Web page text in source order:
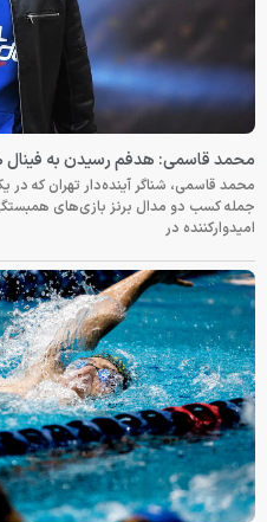
محمد قاسمی: هدفم رسیدن به فینال ۴۰۰ متر بازی‌های آسیایی ناگویاست
محمد قاسمی، شناگر آینده‌دار تهران که در
جمله کسب دو مدال برنز بازی‌های
امیدوارکننده در